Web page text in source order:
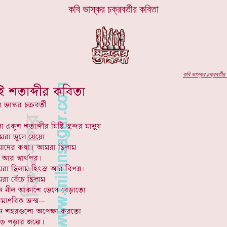
কবি ভাস্কর চক্রবর্তীর কবিতা
কবিভাস্কর চক্রবর্তীর